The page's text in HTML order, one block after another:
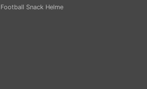
Football Snack Helme